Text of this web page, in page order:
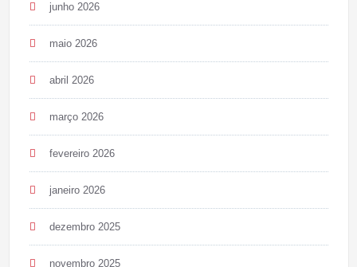
junho 2026
maio 2026
abril 2026
março 2026
fevereiro 2026
janeiro 2026
dezembro 2025
novembro 2025